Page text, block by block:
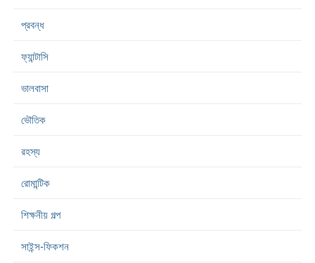
প্রবন্ধ
ফ্যান্টাসি
ভালবাসা
ভৌতিক
রহস্য
রোমান্টিক
শিক্ষনীয় গল্প
সাইন্স-ফিকশন